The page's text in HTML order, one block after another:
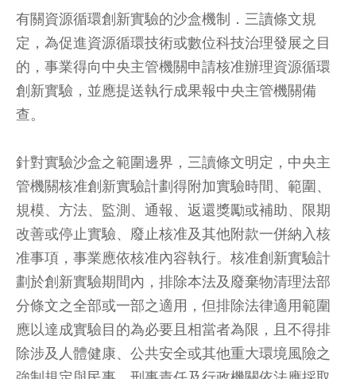
有關資源循環創新實驗的沙盒機制．三讀條文規
定，為促進資源循環技術或數位科技治理發展之目
的，事業得向中央主管機關申請核准辦理資源循環
創新實驗，並應提送執行成果報中央主管機關備
查。
針對實驗沙盒之範圍邊界，三讀條文明定，中央主
管機關核准創新實驗計劃得附加實驗時間、範圍、
規模、方法、監測、通報、返還獎勵或補助、限期
改善或停止實驗、廢止核准及其他附款一併納入核
准事項，事業應依核准內容執行。核准創新實驗計
劃於創新實驗期間內，排除本法及廢棄物清理法部
分條文之全部或一部之適用，但排除法律適用範圍
應以達成實驗目的為必要且相當者為限，且不得排
除涉及人體健康、公共安全或其他重大環境風險之